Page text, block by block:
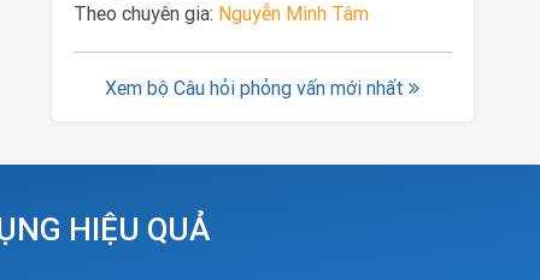
Theo chuyên gia: Nguyễn Minh Tâm
Xem bộ Câu hỏi phỏng vấn mới nhất
HIỆU QUẢ